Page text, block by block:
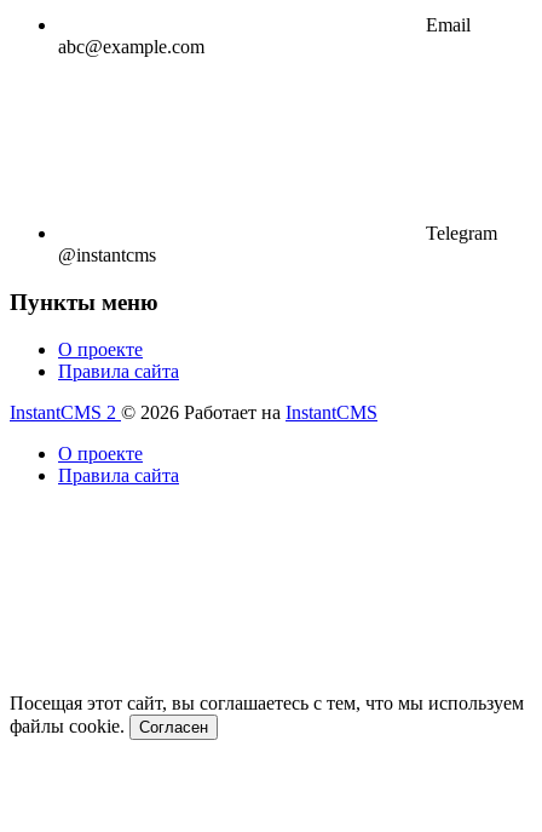
Email
abc@example.com
Telegram
@instantcms
Пункты меню
О проекте
Правила сайта
InstantCMS 2 © 2026 Работает на InstantCMS
О проекте
Правила сайта
Посещая этот сайт, вы соглашаетесь с тем, что мы используем
файлы cookie.
Согласен